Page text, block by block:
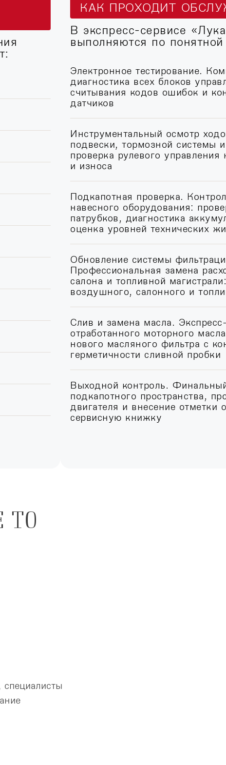
КАК ПРОХОДИТ
В экспресс-сервисе
выполняются по
Электронное тестирование.
диагностика всех блоков
считывания кодов ошибок и
датчиков
Инструментальный осмотр
подвески, тормозной системы
проверка рулевого
и износа
Подкапотная проверка.
навесного оборудования:
патрубков, диагностика
оценка уровней технических
Обновление системы
Профессиональная замена
салона и топливной
воздушного, салонного и
Слив и замена масла.
отработанного моторного
нового масляного фильтра с
герметичности сливной пробки
Выходной контроль.
подкапотного пространства,
двигателя и внесение
сервисную книжку
ТО